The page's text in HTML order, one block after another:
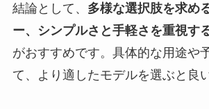
結論として、 多様な選択肢を求め
ー、シンプルさと手軽さを重視す
がおすすめです。具体的な用途や
て、より適したモデルを選ぶと良